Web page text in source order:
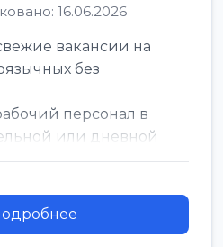
16.06.2026
вакансии на
без
персонал в
или дневной
дл...